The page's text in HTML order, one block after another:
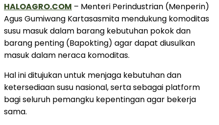
HALOAGRO.COM – Menteri Perindustrian (Menperin)
Agus Gumiwang Kartasasmita mendukung komoditas
susu masuk dalam barang kebutuhan pokok dan
barang penting (Bapokting) agar dapat diusulkan
masuk dalam neraca komoditas.
Hal ini ditujukan untuk menjaga kebutuhan dan
ketersediaan susu nasional, serta sebagai platform
bagi seluruh pemangku kepentingan agar bekerja
sama.